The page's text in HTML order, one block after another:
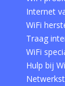
Internet
WiFi
Traag
WiFi
Hulp bij